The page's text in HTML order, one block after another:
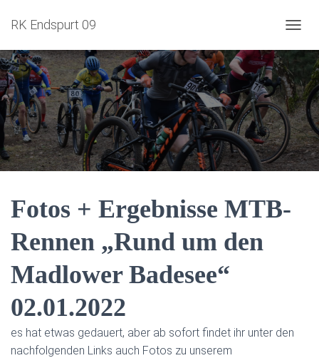
RK Endspurt 09
Fotos + Ergebnisse MTB-
Rennen „Rund um den
Madlower Badesee“
02.01.2022
es hat etwas gedauert, aber ab sofort findet ihr unter den
nachfolgenden Links auch Fotos zu unserem